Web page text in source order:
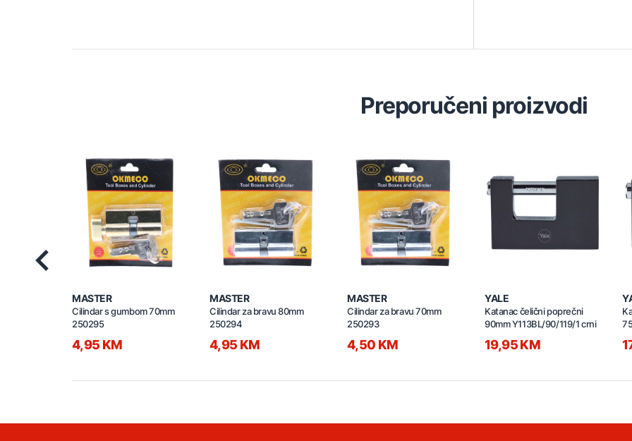
Preporučeni proizvodi
MASTER
Cilindar s gumbom 70mm
250295
4,95 KM
MASTER
Cilindar za bravu 80mm
250294
4,95 KM
MASTER
Cilindar za bravu 70mm
250293
4,50 KM
YALE
Katanac čelični poprečni
90mm Y113BL/90/119/1 crni
19,95 KM